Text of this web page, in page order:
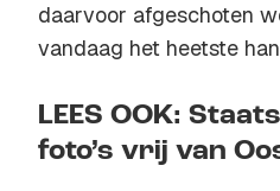
daarvoor afgeschoten
vandaag het heetste
LEES OOK:
foto’s vrij van